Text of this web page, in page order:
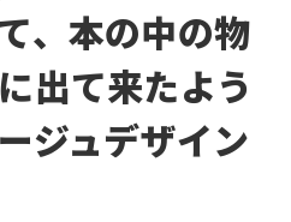
、本の中の物
出て来たよう
ジュデザイン